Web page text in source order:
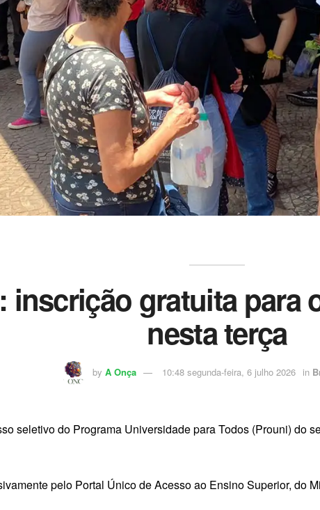
inscrição gratuita para
nesta terça
by A Onça 10:48 segunda-feira, 6 julho 2026 in
seletivo do Programa Universidade para Todos (Prouni) do
pelo Portal Único de Acesso ao Ensino Superior, do